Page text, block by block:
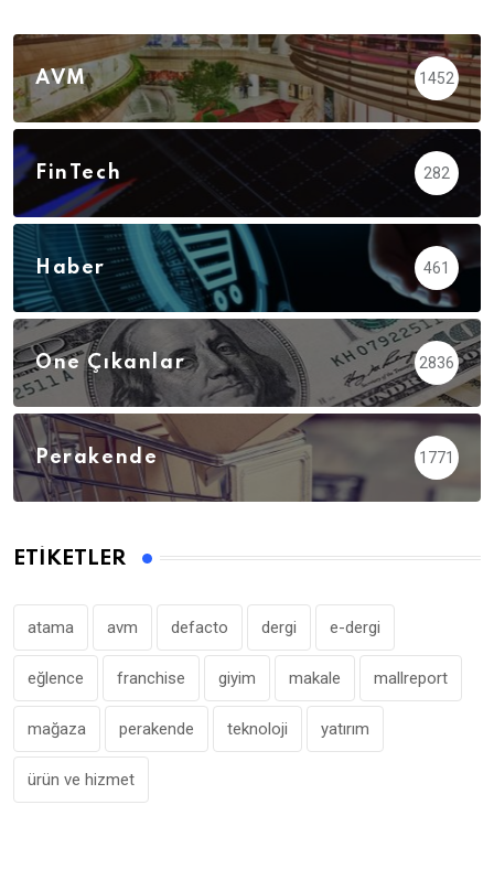
AVM 1452
FinTech 282
Haber 461
Öne Çıkanlar 2836
Perakende 1771
ETIKETLER
atama avm defacto dergi e-dergi
eğlence franchise giyim makale mallreport
mağaza perakende teknoloji yatırım
ürün ve hizmet